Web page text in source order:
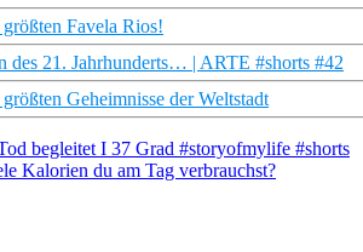
Favela Rios!
des 21. Jahrhunderts… | ARTE #shorts #42
Geheimnisse der Weltstadt
begleitet I 37 Grad #storyofmylife #shorts
Kalorien du am Tag verbrauchst?